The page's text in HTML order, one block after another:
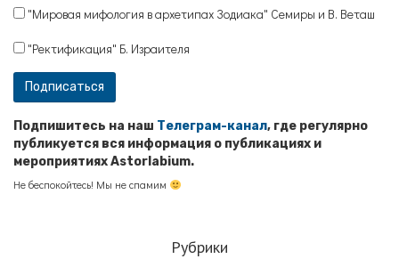
"Мировая мифология в архетипах Зодиака" Семиры и В. Веташ
"Ректификация" Б. Израителя
Подпишитесь на наш Телеграм-канал, где регулярно
публикуется вся информация о публикациях и
мероприятиях Astorlabium.
Не беспокойтесь! Мы не спамим
Рубрики